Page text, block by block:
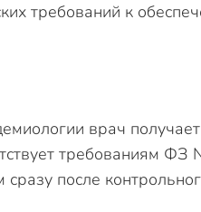
требований к
врач
требованиям
после